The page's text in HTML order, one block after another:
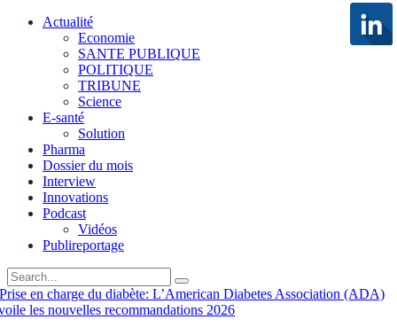
Actualité
Economie
SANTE PUBLIQUE
POLITIQUE
TRIBUNE
Science
E-santé
Solution
Pharma
Dossier du mois
Interview
Innovations
Podcast
Vidéos
Publireportage